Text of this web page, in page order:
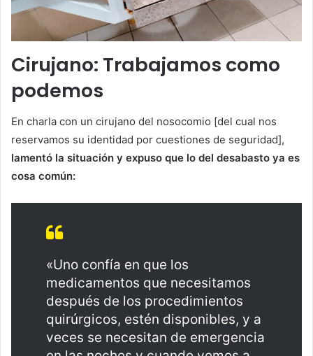
Cirujano: Trabajamos como
podemos
En charla con un cirujano del nosocomio [del cual nos
reservamos su identidad por cuestiones de seguridad],
lamentó la situación y expuso que lo del desabasto ya es
cosa común:
«Uno confía en que los
medicamentos que necesitamos
después de los procedimientos
quirúrgicos, estén disponibles, y a
veces se necesitan de emergencia